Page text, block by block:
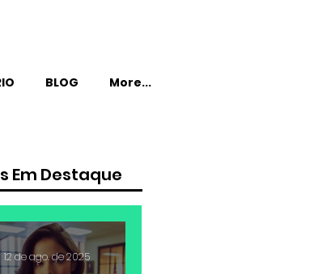
BLOG More...
Em Destaque
12 de ago. de 2025